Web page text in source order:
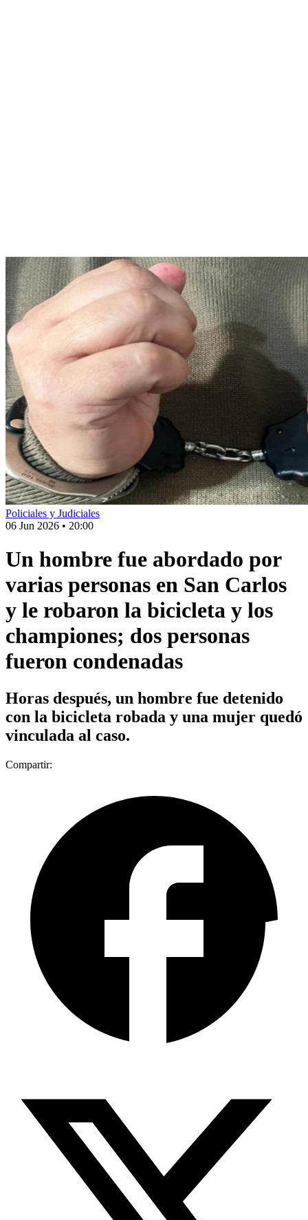
Policiales y Judiciales
06 Jun 2026 • 20:00
Un hombre fue abordado por
varias personas en San Carlos
y le robaron la bicicleta y los
championes; dos personas
fueron condenadas
Horas después, un hombre fue detenido
con la bicicleta robada y una mujer quedó
vinculada al caso.
Compartir: